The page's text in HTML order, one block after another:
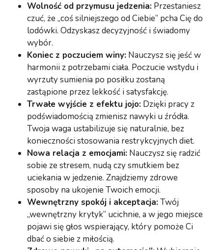
Wolność od przymusu jedzenia: Przestaniesz
czuć, że „coś silniejszego od Ciebie” pcha Cię do
lodówki. Odzyskasz decyzyjność i świadomy
wybór.
Koniec z poczuciem winy: Nauczysz się jeść w
harmonii z potrzebami ciała. Poczucie wstydu i
wyrzuty sumienia po posiłku zostaną
zastąpione przez lekkość i satysfakcję.
Trwałe wyjście z efektu jojo: Dzięki pracy z
podświadomością zmienisz nawyki u źródła.
Twoja waga ustabilizuje się naturalnie, bez
konieczności stosowania restrykcyjnych diet.
Nowa relacja z emocjami: Nauczysz się radzić
sobie ze stresem, nudą czy smutkiem bez
uciekania w jedzenie. Znajdziemy zdrowe
sposoby na ukojenie Twoich emocji.
Wewnętrzny spokój i akceptacja:Twój
„wewnętrzny krytyk” ucichnie, a w jego miejsce
pojawi się głos wspierający, który pomoże Ci
dbać o siebie z miłością.